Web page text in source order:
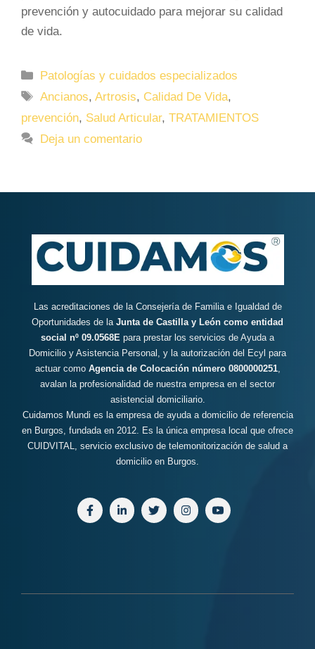
prevención y autocuidado para mejorar su calidad
de vida.
Categorías
Patologías y cuidados especializados
Etiquetas
Ancianos,Artrosis, Calidad De Vida,
prevención, Salud Articular, TRATAMIENTOS
Deja un comentario
Las acreditaciones de la Consejería de Familia e Igualdad de
Oportunidades de la Junta de Castilla y León como entidad
social nº 09.0568E para prestar los servicios de Ayuda a
Domicilio y Asistencia Personal, y la autorización del Ecyl para
actuar como Agencia de Colocación número 0800000251,
avalan la profesionalidad de nuestra empresa en el sector
asistencial domiciliario.
Cuidamos Mundi es la empresa de ayuda a domicilio de referencia
en Burgos, fundada en 2012. Es la única empresa local que ofrece
CUIDVITAL, servicio exclusivo de telemonitorización de salud a
domicilio en Burgos.